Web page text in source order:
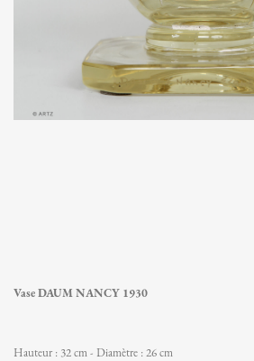
Vase DAUM NANCY 1930
Hauteur : 32 cm - Diamètre : 26 cm